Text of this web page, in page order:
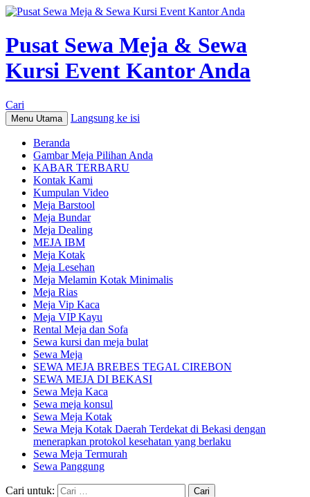
Pusat Sewa Meja & Sewa
Kursi Event Kantor Anda
Cari
Menu Utama Langsung ke isi
Beranda
Gambar Meja Pilihan Anda
KABAR TERBARU
Kontak Kami
Kumpulan Video
Meja Barstool
Meja Bundar
Meja Dealing
MEJA IBM
Meja Kotak
Meja Lesehan
Meja Melamin Kotak Minimalis
Meja Rias
Meja Vip Kaca
Meja VIP Kayu
Rental Meja dan Sofa
Sewa kursi dan meja bulat
Sewa Meja
SEWA MEJA BREBES TEGAL CIREBON
SEWA MEJA DI BEKASI
Sewa Meja Kaca
Sewa meja konsul
Sewa Meja Kotak
Sewa Meja Kotak Daerah Terdekat di Bekasi dengan
menerapkan protokol kesehatan yang berlaku
Sewa Meja Termurah
Sewa Panggung
Cari untuk: